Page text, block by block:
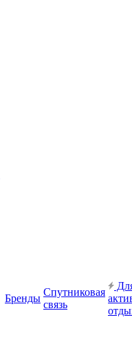
Бренды
Спутниковая
связь